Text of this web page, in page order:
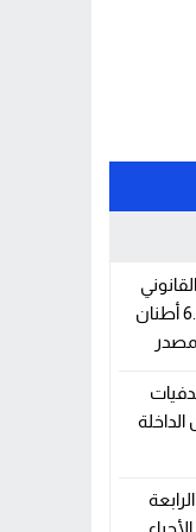
بالداخلة.. حجز أكثر من 6.5 أطنان